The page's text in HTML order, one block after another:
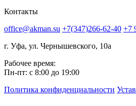
Контакты
office@akman.su +7(347)266-62-40 +7
г. Уфа, ул. Чернышевского, 10а
Рабочее время:
Пн-пт: с 8:00 до 19:00
Политика конфиденциальности